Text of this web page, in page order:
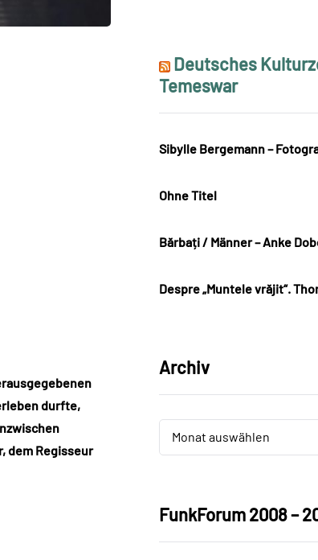
durfte,
dem Regisseur
Deutsches
Temeswar
Sibylle Bergemann –
Ohne Titel
Bărbați / Männer – Anke
Despre „Muntele vrăjit“.
Archiv
Archiv
Monat auswählen
Archiv
FunkForum 2008 –